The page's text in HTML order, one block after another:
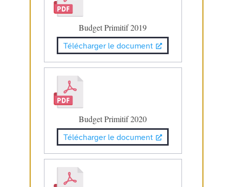
Budget Primitif 2019
Télécharger le document
Budget Primitif 2020
Télécharger le document